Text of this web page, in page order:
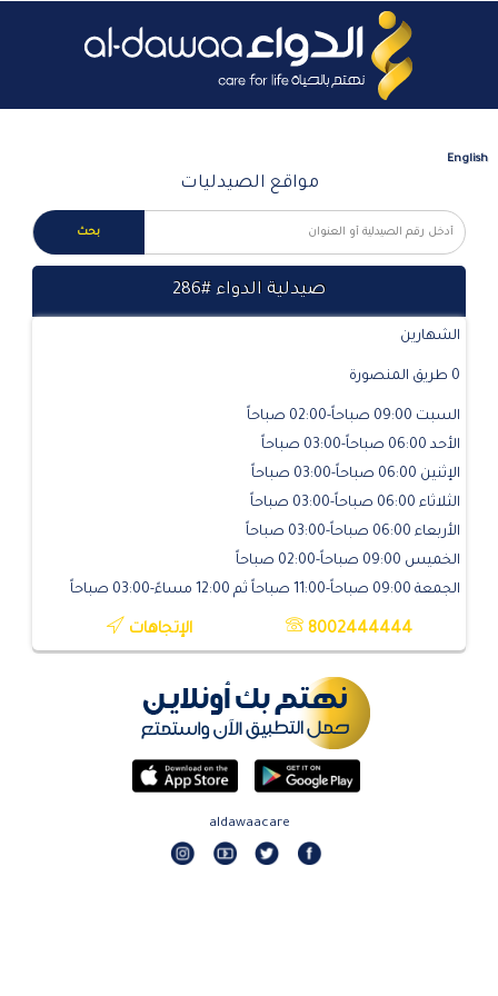
English
مواقع الصيدليات
صيدلية الدواء #286
الشهارين
0 طريق المنصورة
السبت 09:00 صباحاً-02:00 صباحاً
الأحد 06:00 صباحاً-03:00 صباحاً
الإثنين 06:00 صباحاً-03:00 صباحاً
الثلاثاء 06:00 صباحاً-03:00 صباحاً
الأربعاء 06:00 صباحاً-03:00 صباحاً
الخميس 09:00 صباحاً-02:00 صباحاً
الجمعة 09:00 صباحاً-11:00 صباحاً ثم 12:00 مساءً-03:00 صباحاً
8002444444 الإتجاهات
aldawaacare